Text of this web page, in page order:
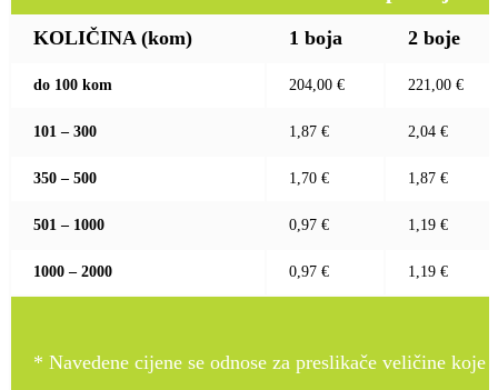
KOLIČINA (kom) 1 boja 2 boje
do 100 kom 204,00 € 221,00 €
101 – 300 1,87 € 2,04 €
350 – 500 1,70 € 1,87 €
501 – 1000 0,97 € 1,19 €
1000 – 2000 0,97 € 1,19 €
* Navedene cijene se odnose za preslikače veličine